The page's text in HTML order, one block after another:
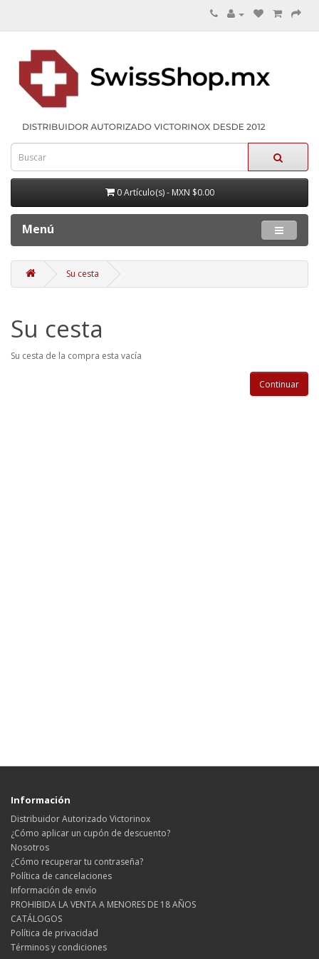
0 Artículo(s) - MXN $0.00
Menú
Su cesta
Su cesta
Su cesta de la compra esta vacía
Continuar
Información
Distribuidor Autorizado Victorinox
¿Cómo aplicar un cupón de descuento?
Nosotros
¿Cómo recuperar tu contraseña?
Política de cancelaciones
Información de envío
PROHIBIDA LA VENTA A MENORES DE 18 AÑOS
CATÁLOGOS
Política de privacidad
Términos y condiciones